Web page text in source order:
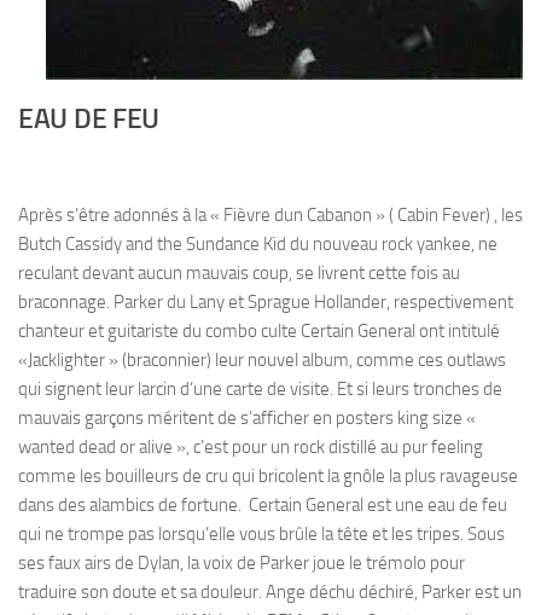
EAU DE FEU
Après s’être adonnés à la « Fièvre dun Cabanon » ( Cabin Fever) , les
Butch Cassidy and the Sundance Kid du nouveau rock yankee, ne
reculant devant aucun mauvais coup, se livrent cette fois au
braconnage. Parker du Lany et Sprague Hollander, respectivement
chanteur et guitariste du combo culte Certain General ont intitulé
«Jacklighter » (braconnier) leur nouvel album, comme ces outlaws
qui signent leur larcin d’une carte de visite. Et si leurs tronches de
mauvais garçons méritent de s’afficher en posters king size «
wanted dead or alive », c’est pour un rock distillé au pur feeling
comme les bouilleurs de cru qui bricolent la gnôle la plus ravageuse
dans des alambics de fortune. Certain General est une eau de feu
qui ne trompe pas lorsqu’elle vous brûle la tête et les tripes. Sous
ses faux airs de Dylan, la voix de Parker joue le trémolo pour
traduire son doute et sa douleur. Ange déchu déchiré, Parker est un